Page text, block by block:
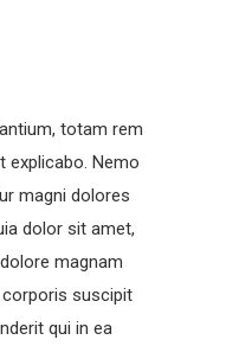
totam rem
explicabo. Nemo
magni dolores
dolor sit amet,
magnam
corporis suscipit
qui in ea